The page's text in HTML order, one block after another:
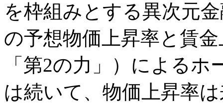
を枠組みとする異次元
の予想物価上昇率と賃
「第2の力」）による
は続いて、物価上昇率